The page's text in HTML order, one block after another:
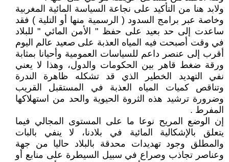
ولابد هنا من التأكيد على نجاعة السياسة المائية المغربية
وخاصة عبر برامج السدود ( الرسمية منها أو التلية ) فقد
ساعدت إلى حد بعيد على حفظ " الأمن المائي " للبلاد
في وقت أصبحت فيه المياه العذبة على صعيد عالم اليوم
أقرب إلى عنصر داعم للسياسات العمومية وأحيانا بمثابة
ورقة ضغط قاهر بين الحكومات والدول، وهذا لا يعني
نفي التهديد الخطير الذي قد تشكله ظاهرة الندرة
وتناقص كميات المياه العذبة في المستقبل القريب
وضرورة ترشيد هذه الثروة الحيوية والحد من استهلاكها
المفرط .
إن الوضع المريح نوعا ما على المستوى المجالي فيما
يتعلق بالإشكالية المائية في بلادنا، لا ينفي بالبات
والمطلق وجود تهديدات محدقة بالبلاد حاليا من جهة
وعناصر تجاذب وصراع في سبيل السيطرة على منابع أو